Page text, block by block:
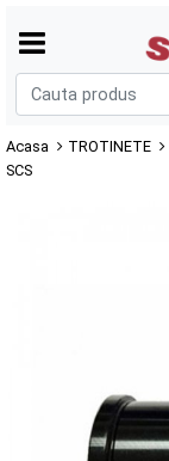
Acasa TROTINETE
SCS